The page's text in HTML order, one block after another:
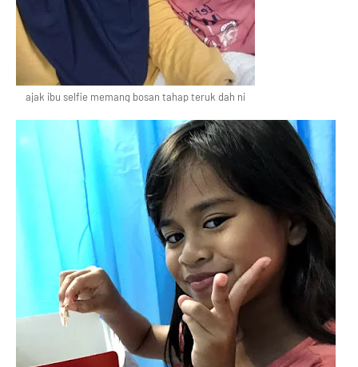
ajak ibu selfie memang bosan tahap teruk dah ni